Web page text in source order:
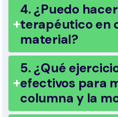
4. ¿Puedo
terapéutico en
material?
5. ¿Qué
efectivos para
columna y la